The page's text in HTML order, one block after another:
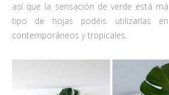
así que la sensación de verde está
tipo de hojas podéis utilizarlas en
contemporáneos y tropicales.